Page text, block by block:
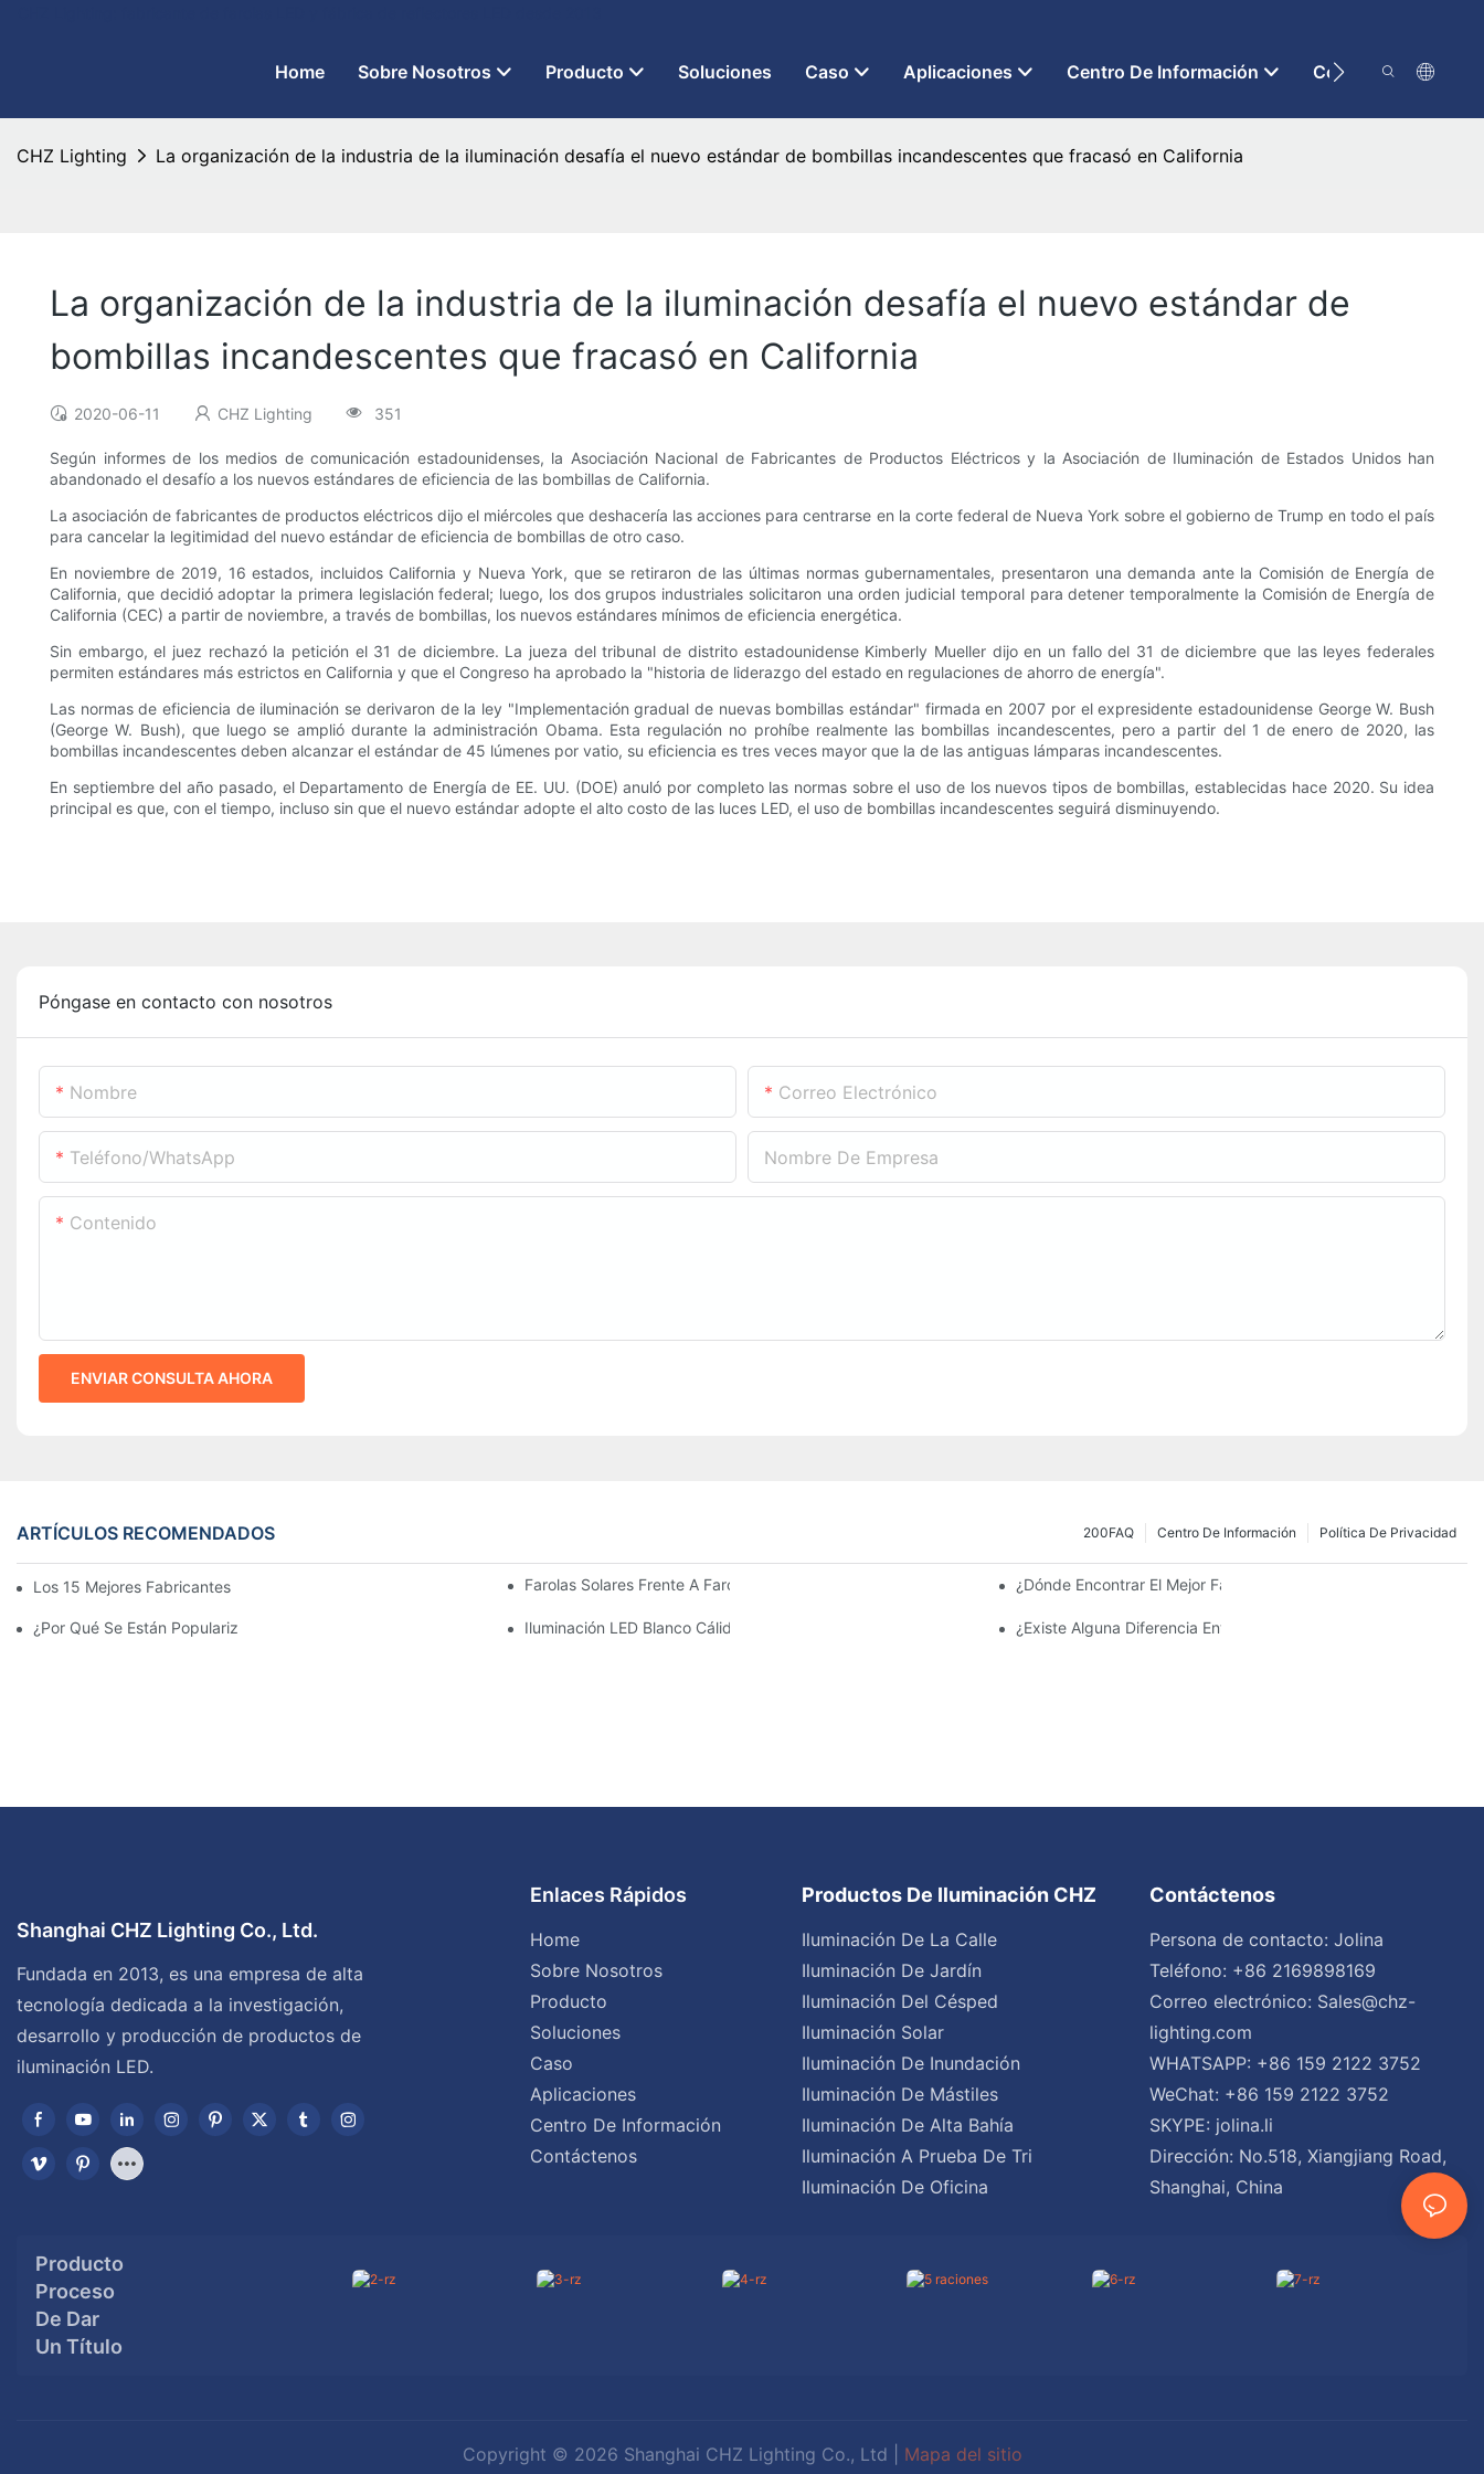
Home Sobre Nosotros Producto Soluciones Caso Aplicaciones Centro De Información Contáctenos
CHZ Lighting La organización de la industria de la iluminación desafía el nuevo estándar de bombillas incandescentes que fracasó en California
La organización de la industria de la iluminación desafía el nuevo estándar de
bombillas incandescentes que fracasó en California
2020-06-11 CHZ Lighting 351
Según informes de los medios de comunicación estadounidenses, la Asociación Nacional de Fabricantes de Productos Eléctricos y la Asociación de Iluminación de Estados Unidos han
abandonado el desafío a los nuevos estándares de eficiencia de las bombillas de California.
La asociación de fabricantes de productos eléctricos dijo el miércoles que deshacería las acciones para centrarse en la corte federal de Nueva York sobre el gobierno de Trump en todo el país
para cancelar la legitimidad del nuevo estándar de eficiencia de bombillas de otro caso.
En noviembre de 2019, 16 estados, incluidos California y Nueva York, que se retiraron de las últimas normas gubernamentales, presentaron una demanda ante la Comisión de Energía de
California, que decidió adoptar la primera legislación federal; luego, los dos grupos industriales solicitaron una orden judicial temporal para detener temporalmente la Comisión de Energía de
California (CEC) a partir de noviembre, a través de bombillas, los nuevos estándares mínimos de eficiencia energética.
Sin embargo, el juez rechazó la petición el 31 de diciembre. La jueza del tribunal de distrito estadounidense Kimberly Mueller dijo en un fallo del 31 de diciembre que las leyes federales
permiten estándares más estrictos en California y que el Congreso ha aprobado la "historia de liderazgo del estado en regulaciones de ahorro de energía".
Las normas de eficiencia de iluminación se derivaron de la ley "Implementación gradual de nuevas bombillas estándar" firmada en 2007 por el expresidente estadounidense George W. Bush
(George W. Bush), que luego se amplió durante la administración Obama. Esta regulación no prohíbe realmente las bombillas incandescentes, pero a partir del 1 de enero de 2020, las
bombillas incandescentes deben alcanzar el estándar de 45 lúmenes por vatio, su eficiencia es tres veces mayor que la de las antiguas lámparas incandescentes.
En septiembre del año pasado, el Departamento de Energía de EE. UU. (DOE) anuló por completo las normas sobre el uso de los nuevos tipos de bombillas, establecidas hace 2020. Su idea
principal es que, con el tiempo, incluso sin que el nuevo estándar adopte el alto costo de las luces LED, el uso de bombillas incandescentes seguirá disminuyendo.
Póngase en contacto con nosotros
Nombre Correo Electrónico
Teléfono/WhatsApp Nombre De Empresa
Contenido
ENVIAR CONSULTA AHORA
ARTÍCULOS RECOMENDADOS Política De Privacidad
Centro De Información
200FAQ
Los 15 Mejores Fabricantes De Farolas Solares Del Mundo Farolas Solares Frente A Farolas Tradicionales: Coste, Retorno De La Inversión Y Eficiencia.¿Dónde Encontrar El Mejor Fabricante De Farolas Solares?
¿Por Qué Se Están Popularizando Las Farolas Solares? Iluminación LED Blanco Cálido Vs. Blanco Suave ¿Existe Alguna Diferencia Entre Las Luces Del Área De
Shanghai CHZ Lighting Co., Ltd.
Fundada en 2013, es una empresa de alta
tecnología dedicada a la investigación,
desarrollo y producción de productos de
iluminación LED.
Enlaces Rápidos
Home
Sobre Nosotros
Producto
Soluciones
Caso
Aplicaciones
Centro De Información
Contáctenos
Productos De Iluminación CHZ
Iluminación De La Calle
Iluminación De Jardín
Iluminación Del Césped
Iluminación Solar
Iluminación De Inundación
Iluminación De Mástiles
Iluminación De Alta Bahía
Iluminación A Prueba De Tri
Iluminación De Oficina
Contáctenos
Persona de contacto: Jolina
Teléfono: +86 2169898169
Correo electrónico: Sales@chz-
lighting.com
WHATSAPP: +86 159 2122 3752
WeChat: +86 159 2122 3752
SKYPE: jolina.li
Dirección: No.518, Xiangjiang Road,
Shanghai, China
Producto
Proceso
De Dar
Un Título
Copyright © 2026 Shanghai CHZ Lighting Co., Ltd | Mapa del sitio